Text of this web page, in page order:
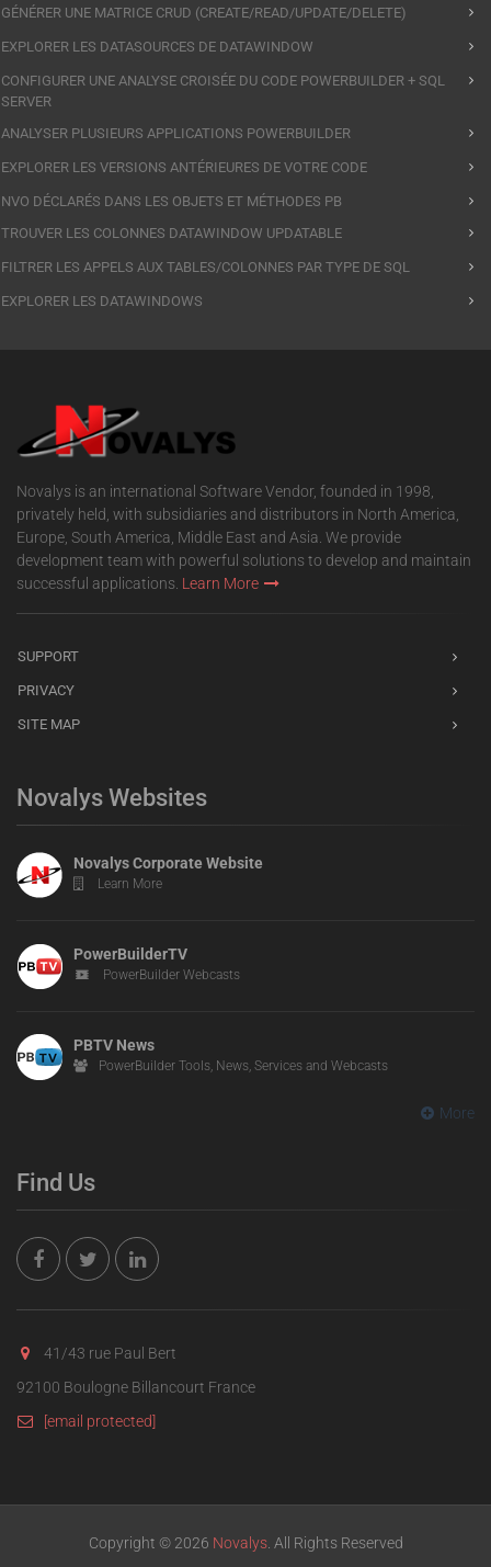
GÉNÉRER UNE MATRICE CRUD (CREATE/READ/UPDATE/DELETE)
EXPLORER LES DATASOURCES DE DATAWINDOW
CONFIGURER UNE ANALYSE CROISÉE DU CODE POWERBUILDER + SQL
SERVER
ANALYSER PLUSIEURS APPLICATIONS POWERBUILDER
EXPLORER LES VERSIONS ANTÉRIEURES DE VOTRE CODE
NVO DÉCLARÉS DANS LES OBJETS ET MÉTHODES PB
TROUVER LES COLONNES DATAWINDOW UPDATABLE
FILTRER LES APPELS AUX TABLES/COLONNES PAR TYPE DE SQL
EXPLORER LES DATAWINDOWS
Novalys is an international Software Vendor, founded in 1998,
privately held, with subsidiaries and distributors in North America,
Europe, South America, Middle East and Asia. We provide
development team with powerful solutions to develop and maintain
successful applications. Learn More
SUPPORT
PRIVACY
SITE MAP
Novalys Websites
Novalys Corporate Website
Learn More
PowerBuilderTV
PowerBuilder Webcasts
PBTV News
PowerBuilder Tools, News, Services and Webcasts
More
Find Us
41/43 rue Paul Bert
92100 Boulogne Billancourt France
[email protected]
Copyright © 2026 Novalys. All Rights Reserved